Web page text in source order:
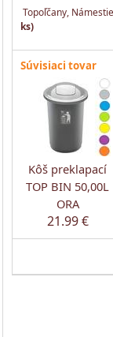
Topoľčany,
ks)
Súvisiaci tovar
Kôš preklapací
TOP BIN 50,00L
ORA
21.99 €